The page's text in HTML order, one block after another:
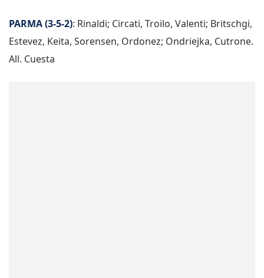
PARMA (3-5-2): Rinaldi; Circati, Troilo, Valenti; Britschgi,
Estevez, Keita, Sorensen, Ordonez; Ondriejka, Cutrone.
All. Cuesta